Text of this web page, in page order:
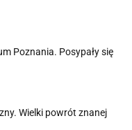
Poznania. Posypały się
Wielki powrót znanej